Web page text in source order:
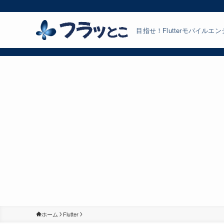
目指せ！Flutterモバイルエン
ホーム Flutter